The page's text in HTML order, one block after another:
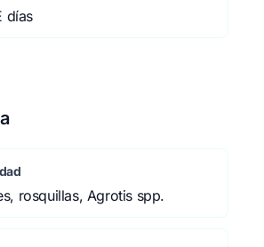
días
rosquillas, Agrotis spp.